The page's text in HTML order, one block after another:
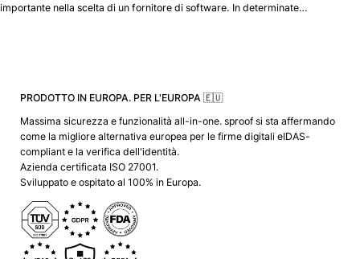
importante nella scelta di un fornitore di software. In determinate…
PRODOTTO IN EUROPA. PER L'EUROPA 🇪🇺
Massima sicurezza e funzionalità all-in-one. sproof si sta affermando
come la migliore alternativa europea per le firme digitali eIDAS-
compliant e la verifica dell'identità.
Azienda certificata ISO 27001.
Sviluppato e ospitato al 100% in Europa.